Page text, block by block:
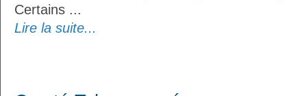
Certains ...
Lire la suite...